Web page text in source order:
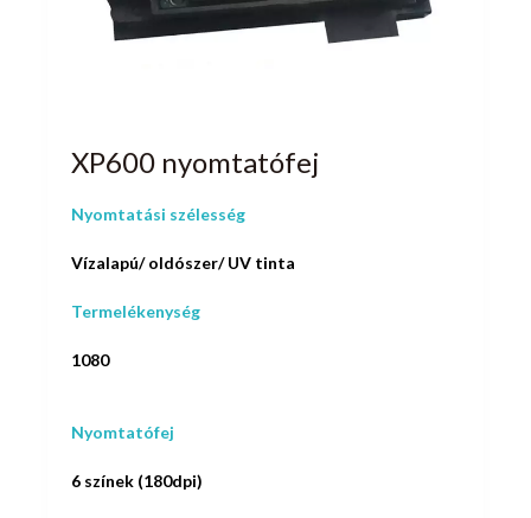
XP600 nyomtatófej
Nyomtatási szélesség
Vízalapú/ oldószer/ UV tinta
Termelékenység
1080
Nyomtatófej
6 színek (180dpi)